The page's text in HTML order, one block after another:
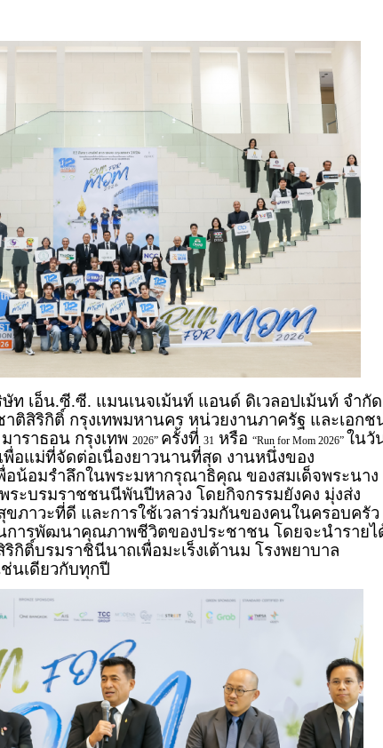
ท เอ็น.ซี.ซี. แมนเนจเม้นท์ แอนด์ ดิเวลอปเม้นท์ จำกัด
ติสิริกิติ์ กรุงเทพมหานคร หน่วยงานภาครัฐ และเอกช
าราธอน กรุงเทพ 2026” ครั้งที่ 31 หรือ “Run for Mom 2026” ในวั
พื่อแม่ที่จัดต่อเนื่องยาวนานที่สุด งานหนึ่งของ
อน้อมรำลึกในพระมหากรุณาธิคุณ ของสมเด็จพระนาง
ระบรมราชชนนีพันปีหลวง โดยกิจกรรมยังคง มุ่งส่ง
ขภาวะที่ดี และการใช้เวลาร่วมกันของคนในครอบครัว
การพัฒนาคุณภาพชีวิตของประชาชน โดยจะนำรายไ
กิติ์บรมราชินีนาถเพื่อมะเร็งเต้านม โรงพยาบาล
นเดียวกับทุกปี